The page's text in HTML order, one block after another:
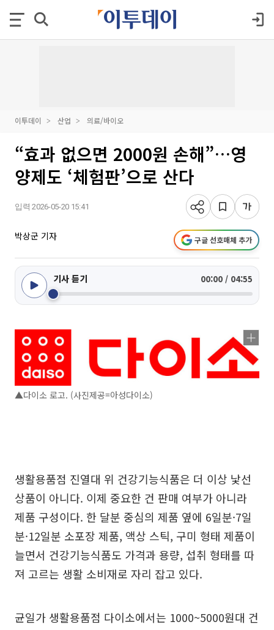
이투데이 산업 의료/바이오
“효과 없으면 2000원 손해”…영
양제도 ‘체험판’으로 산다
입력 2026-05-20 15:41
박상군 기자 구글 선호매체 추가
기사 듣기 00:00 / 04:55
▲다이소 로고. (사진제공=아성다이소)
생활용품점 진열대 위 건강기능식품은 더 이상 낯선
상품이 아니다. 이제 중요한 건 판매 여부가 아니라
제품 구성이다. 한 달분 중심의 제품 옆에 6일분·7일
분·12일분 소포장 제품, 액상 스틱, 구미 형태 제품이
늘면서 건강기능식품도 가격과 용량, 섭취 형태를 따
져 고르는 생활 소비재로 자리 잡고 있다.
균일가 생활용품점 다이소에서는 1000~5000원대 건